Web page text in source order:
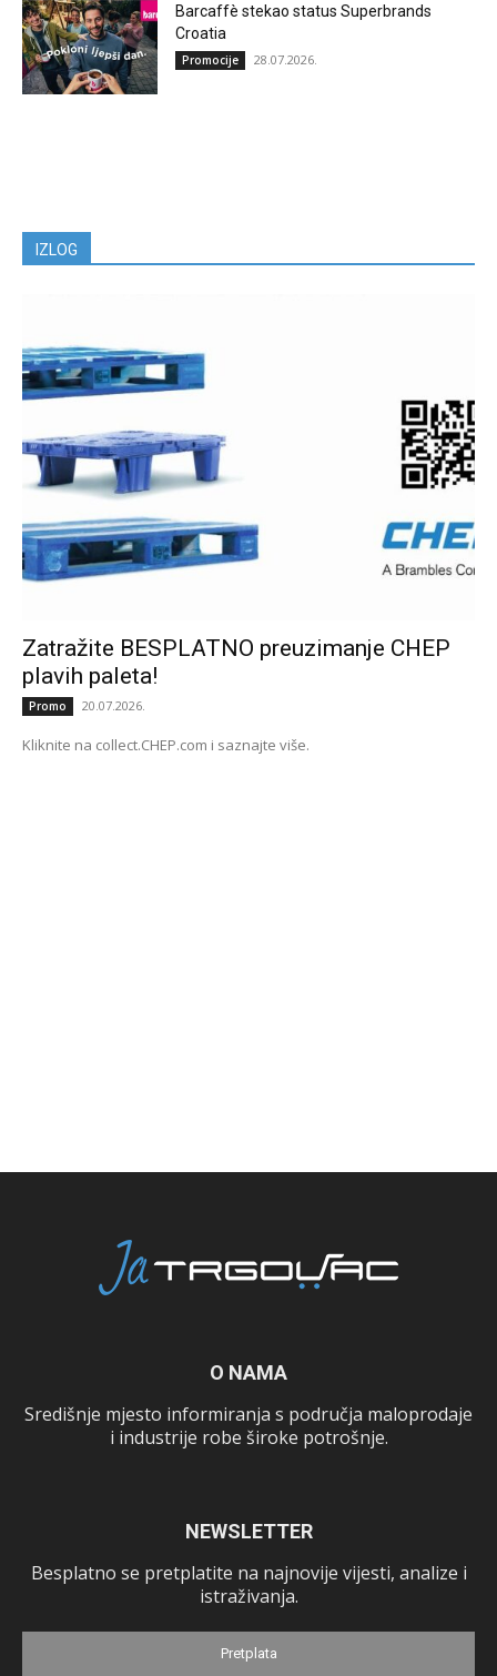
Barcaffè stekao status Superbrands
Croatia
Promocije 28.07.2026.
IZLOG
Zatražite BESPLATNO preuzimanje CHEP
plavih paleta!
Promo 20.07.2026.
Kliknite na collect.CHEP.com i saznajte više.
O NAMA
Središnje mjesto informiranja s područja maloprodaje
i industrije robe široke potrošnje.
NEWSLETTER
Besplatno se pretplatite na najnovije vijesti, analize i
istraživanja.
Pretplata